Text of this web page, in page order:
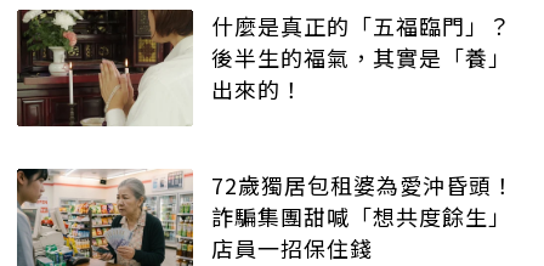
什麼是真正的「五福臨門」？
後半生的福氣，其實是「養」
出來的！
72歲獨居包租婆為愛沖昏頭！
詐騙集團甜喊「想共度餘生」
店員一招保住錢